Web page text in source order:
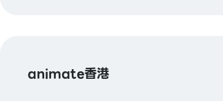
animate香港